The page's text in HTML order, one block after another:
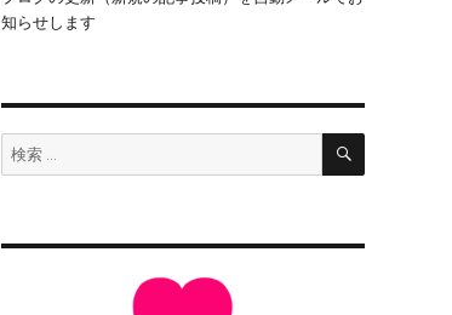
知らせします
検
索:
検